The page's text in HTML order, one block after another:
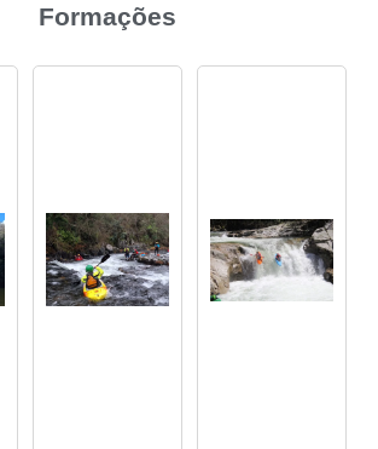
Formações